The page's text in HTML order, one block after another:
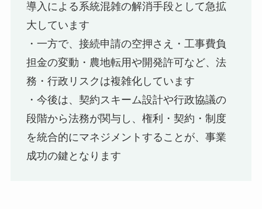
導入による系統混雑の解消手段として急拡
大しています
・一方で、接続申請の空押さえ・工事費負
担金の変動・農地転用や開発許可など、法
務・行政リスクは複雑化しています
・今後は、契約スキーム設計や行政協議の
段階から法務が関与し、権利・契約・制度
を統合的にマネジメントすることが、事業
成功の鍵となります